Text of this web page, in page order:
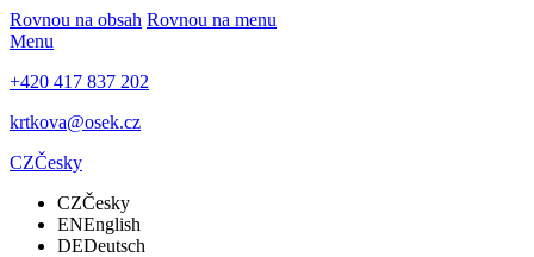
Rovnou na obsah Rovnou na menu
Menu
+420 417 837 202
krtkova@osek.cz
CZČesky
CZČesky
ENEnglish
DEDeutsch